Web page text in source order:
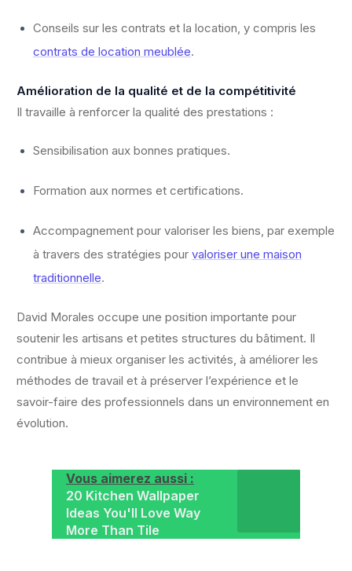
Conseils sur les contrats et la location, y compris les
contrats de location meublée.
Amélioration de la qualité et de la compétitivité
Il travaille à renforcer la qualité des prestations :
Sensibilisation aux bonnes pratiques.
Formation aux normes et certifications.
Accompagnement pour valoriser les biens, par exemple
à travers des stratégies pour valoriser une maison
traditionnelle.
David Morales occupe une position importante pour
soutenir les artisans et petites structures du bâtiment. Il
contribue à mieux organiser les activités, à améliorer les
méthodes de travail et à préserver l’expérience et le
savoir-faire des professionnels dans un environnement en
évolution.
Vous aimerez aussi :
20 Kitchen Wallpaper
Ideas You'll Love Way
More Than Tile